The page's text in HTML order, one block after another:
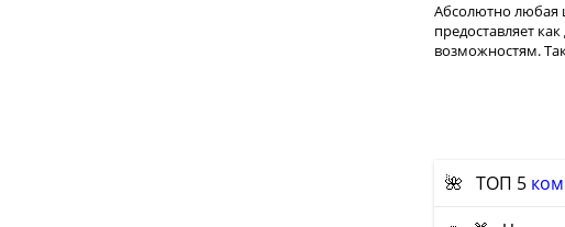
Абсолютно любая
предоставляет
возможностям.
🌺 ТОП 5